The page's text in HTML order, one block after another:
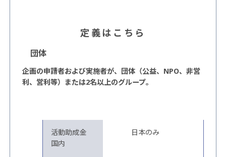
定義はこちら
団体
企画の申請者および実施者が、団体（公益、NPO、非営
利、営利等）または2名以上のグループ。
活動助成金
国内
日本のみ